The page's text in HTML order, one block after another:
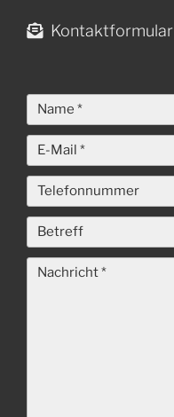
Kontaktformular